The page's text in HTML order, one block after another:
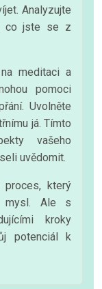
Analyzujte
co jste se z
meditaci a
pomoci
Uvolněte
já. Tímto
vašeho
uvědomit.
proces, který
mysl. Ale s
kroky
potenciál k